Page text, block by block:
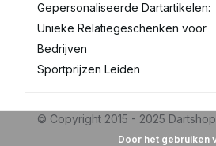
Gepersonaliseerde Dartartikelen:
Unieke Relatiegeschenken voor
Bedrijven
Sportprijzen Leiden
Door het gebruiken